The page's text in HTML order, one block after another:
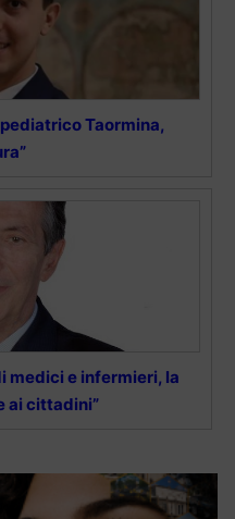
Taormina,
medici e infermieri, la
ai cittadini”